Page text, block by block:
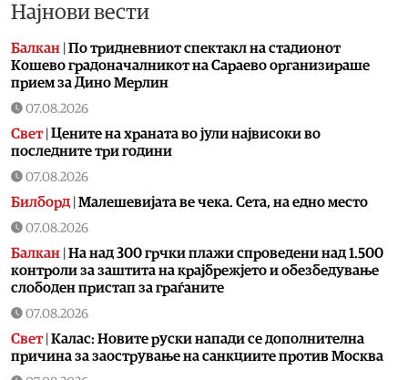
Најнови вести
Балкан По тридневниот спектакл на стадионот
Кошево градоначалникот на Сараево организираше
прием за Дино Мерлин
07.08.2026
Свет| Цените на храната во јули највисоки во
последните три години
07.08.2026
Билборд Малешевијата ве чека. Сета, на едно место
07.08.2026
Балкан На над 300 грчки плажи спроведени над 1.500
контроли за заштита на крајбрежјето и обезбедување
слободен пристап за граѓаните
07.08.2026
Свет| Калас: Новите руски напади се дополнителна
причина за заострување на санкциите против Москва